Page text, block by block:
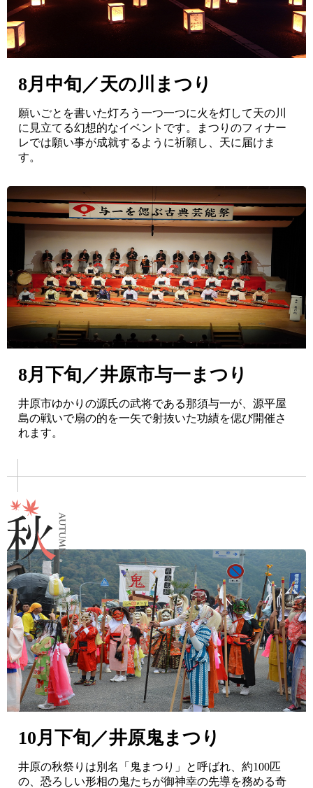
8月中旬／天の川まつり
願いごとを書いた灯ろう一つ一つに火を灯して天の川
に見立てる幻想的なイベントです。まつりのフィナー
レでは願い事が成就するように祈願し、天に届けま
す。
8月下旬／井原市与一まつり
井原市ゆかりの源氏の武将である那須与一が、源平屋
島の戦いで扇の的を一矢で射抜いた功績を偲び開催さ
れます。
10月下旬／井原鬼まつり
井原の秋祭りは別名「鬼まつり」と呼ばれ、約100匹
の、恐ろしい形相の鬼たちが御神幸の先導を務める奇